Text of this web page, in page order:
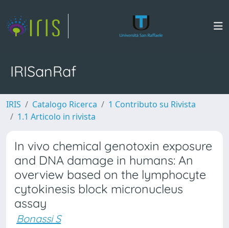
IRISanRaf
IRIS Catalogo Ricerca
1 Contributo su Rivista
1.1 Articolo in rivista
In vivo chemical genotoxin exposure
and DNA damage in humans: An
overview based on the lymphocyte
cytokinesis block micronucleus
assay
Bonassi S